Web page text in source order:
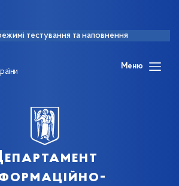
тестування та наповнення
Меню